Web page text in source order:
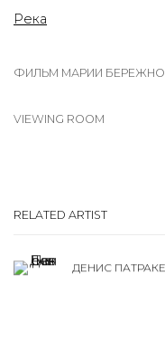
Река
ФИЛЬМ МАРИИ
VIEWING ROOM
RELATED ARTIST
ДЕНИС